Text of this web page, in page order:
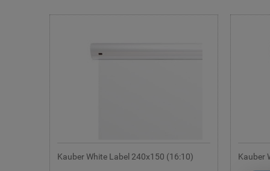
Kauber White Label 240x150 (16:10) Kauber